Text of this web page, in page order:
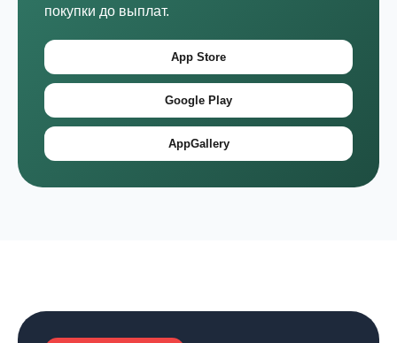
покупки до выплат.
App Store
Google Play
AppGallery